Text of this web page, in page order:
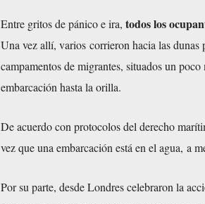
Entre gritos de pánico e ira, todos los
Una vez allí, varios corrieron hacia las dunas
campamentos de migrantes, situados un
embarcación hasta la orilla.
De acuerdo con protocolos del derecho
vez que una embarcación está en el agua, a
Por su parte, desde Londres celebraron la